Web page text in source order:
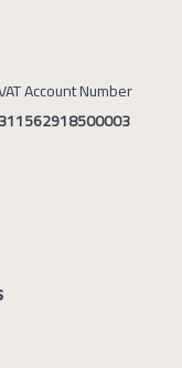
Account Number
311562918500003